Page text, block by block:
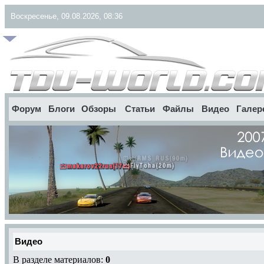
Воскресенье, 09.08.2026, 08:36
Форум Блоги Обзоры Статьи Файлы Видео
Видео
В разделе материалов: 0